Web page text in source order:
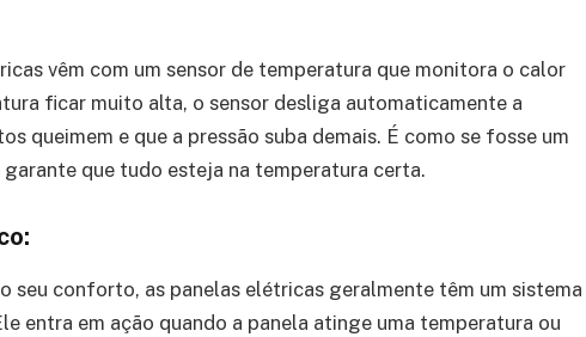
vêm com um sensor de temperatura que monitora o calor
ficar muito alta, o sensor desliga automaticamente a
queimem e que a pressão suba demais. É como se fosse um
que tudo esteja na temperatura certa.
seu conforto, as panelas elétricas geralmente têm um sistema
entra em ação quando a panela atinge uma temperatura ou